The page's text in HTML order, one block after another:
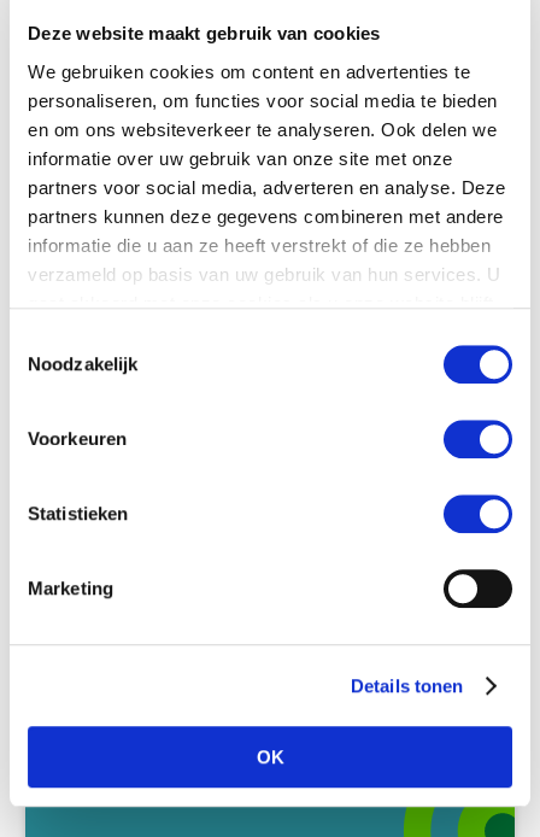
Deze website maakt gebruik van cookies
We gebruiken cookies om content en advertenties te
personaliseren, om functies voor social media te bieden
en om ons websiteverkeer te analyseren. Ook delen we
informatie over uw gebruik van onze site met onze
partners voor social media, adverteren en analyse. Deze
partners kunnen deze gegevens combineren met andere
informatie die u aan ze heeft verstrekt of die ze hebben
verzameld op basis van uw gebruik van hun services. U
Noodzakelijk
Voorkeuren
Statistieken
Marketing
Details tonen
OK
Klimaatakkoord
De agrosector speelt een belangrijke rol bij het
behalen van klimaatdoelen. Al vele jaren produceert
de sector hernieuwbare energie en reduceert zij
broeikasgasemissies – met 19% sinds 1990. LTO
Nederland is daarom positief en met vertrouwen de
onderhandelingen over het Klimaatakkoord…
LEES VERDER
Regionale Energie
Strategieën / zonneparken
Regionale Energie Strategieën hebben grote impact
voor de land- en tuinbouw. LTO Nederland pleit voor
een integrale gebiedsaanpak met oog voor de lokale